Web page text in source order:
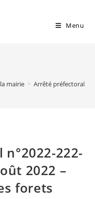
Menu
mairie > Arrêté préfectoral
222-
2022 –
forets